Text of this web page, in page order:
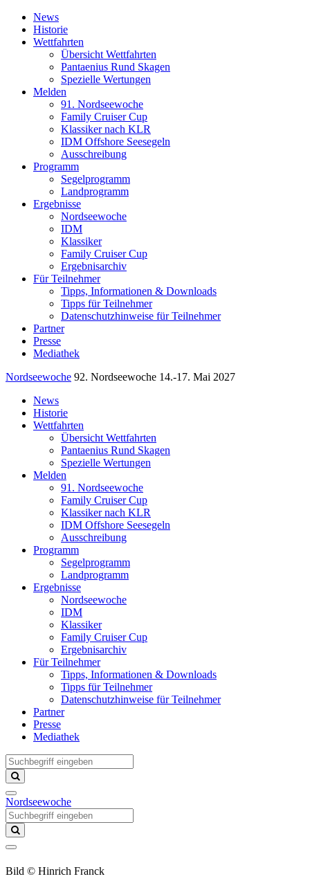
News
Historie
Wettfahrten
Übersicht Wettfahrten
Pantaenius Rund Skagen
Spezielle Wertungen
Melden
91. Nordseewoche
Family Cruiser Cup
Klassiker nach KLR
IDM Offshore Seesegeln
Ausschreibung
Programm
Segelprogramm
Landprogramm
Ergebnisse
Nordseewoche
IDM
Klassiker
Family Cruiser Cup
Ergebnisarchiv
Für Teilnehmer
Tipps, Informationen & Downloads
Tipps für Teilnehmer
Datenschutzhinweise für Teilnehmer
Partner
Presse
Mediathek
Nordseewoche 92. Nordseewoche 14.-17. Mai 2027
News
Historie
Wettfahrten
Übersicht Wettfahrten
Pantaenius Rund Skagen
Spezielle Wertungen
Melden
91. Nordseewoche
Family Cruiser Cup
Klassiker nach KLR
IDM Offshore Seesegeln
Ausschreibung
Programm
Segelprogramm
Landprogramm
Ergebnisse
Nordseewoche
IDM
Klassiker
Family Cruiser Cup
Ergebnisarchiv
Für Teilnehmer
Tipps, Informationen & Downloads
Tipps für Teilnehmer
Datenschutzhinweise für Teilnehmer
Partner
Presse
Mediathek
Nordseewoche
Bild © Hinrich Franck